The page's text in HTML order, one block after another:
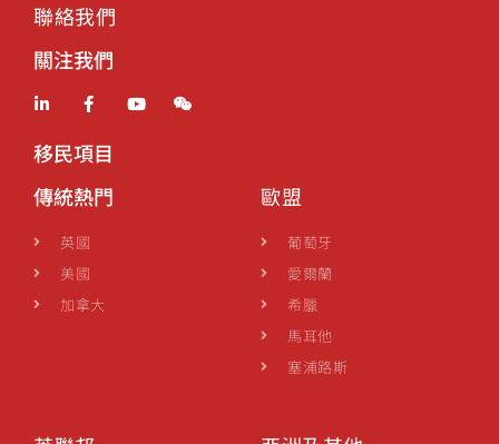
聯絡我們
關注我們
移民項目
傳統熱門
英國
美國
加拿大
歐盟
葡萄牙
愛爾蘭
希臘
馬耳他
塞浦路斯